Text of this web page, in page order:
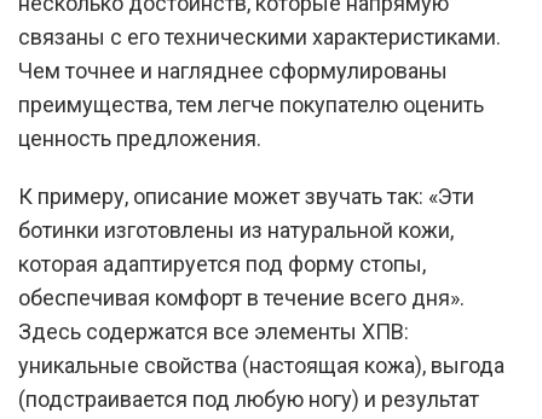
связаны с его техническими характеристиками.
Чем точнее и нагляднее сформулированы
преимущества, тем легче покупателю оценить
ценность предложения.
К примеру, описание может звучать так: «Эти
ботинки изготовлены из натуральной кожи,
которая адаптируется под форму стопы,
обеспечивая комфорт в течение всего дня».
Здесь содержатся все элементы ХПВ:
уникальные свойства (настоящая кожа), выгода
(подстраивается под любую ногу) и результат